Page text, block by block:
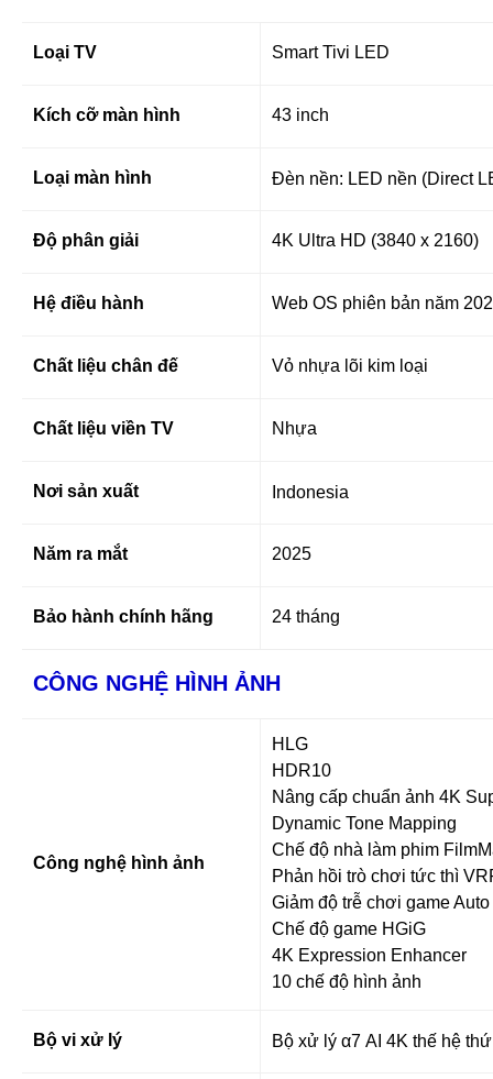
Loại TV Smart Tivi LED
Kích cỡ màn hình 43 inch
Loại màn hình Đèn nền: LED nền (Direct
Độ phân giải 4K Ultra HD (3840 x 2160)
Hệ điều hành Web OS phiên bản năm
Chất liệu chân đế Vỏ nhựa lõi kim loại
Chất liệu viền TV Nhựa
Nơi sản xuất Indonesia
Năm ra mắt 2025
Bảo hành chính hãng 24 tháng
CÔNG NGHỆ HÌNH ẢNH
Công nghệ hình ảnh
HLG
HDR10
Nâng cấp chuẩn ảnh 4K
Dynamic Tone Mapping
Chế độ nhà làm phim
Phản hồi trò chơi tức thì
Giảm độ trễ chơi game
Chế độ game HGiG
4K Expression Enhancer
10 chế độ hình ảnh
Bộ vi xử lý Bộ xử lý α7 AI 4K thế hệ